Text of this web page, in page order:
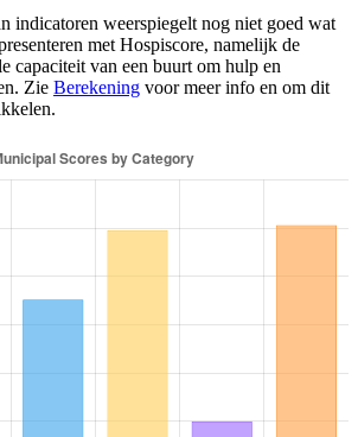
indicatoren weerspiegelt nog niet goed wat
met Hospiscore, namelijk de
capaciteit van een buurt om hulp en
Zie Berekening voor meer info en om dit